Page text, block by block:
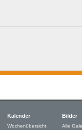
Kalender
Wochenübersicht
Bilder
Alle